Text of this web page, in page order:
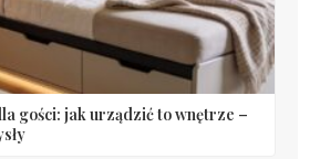
gości: jak urządzić to wnętrze –